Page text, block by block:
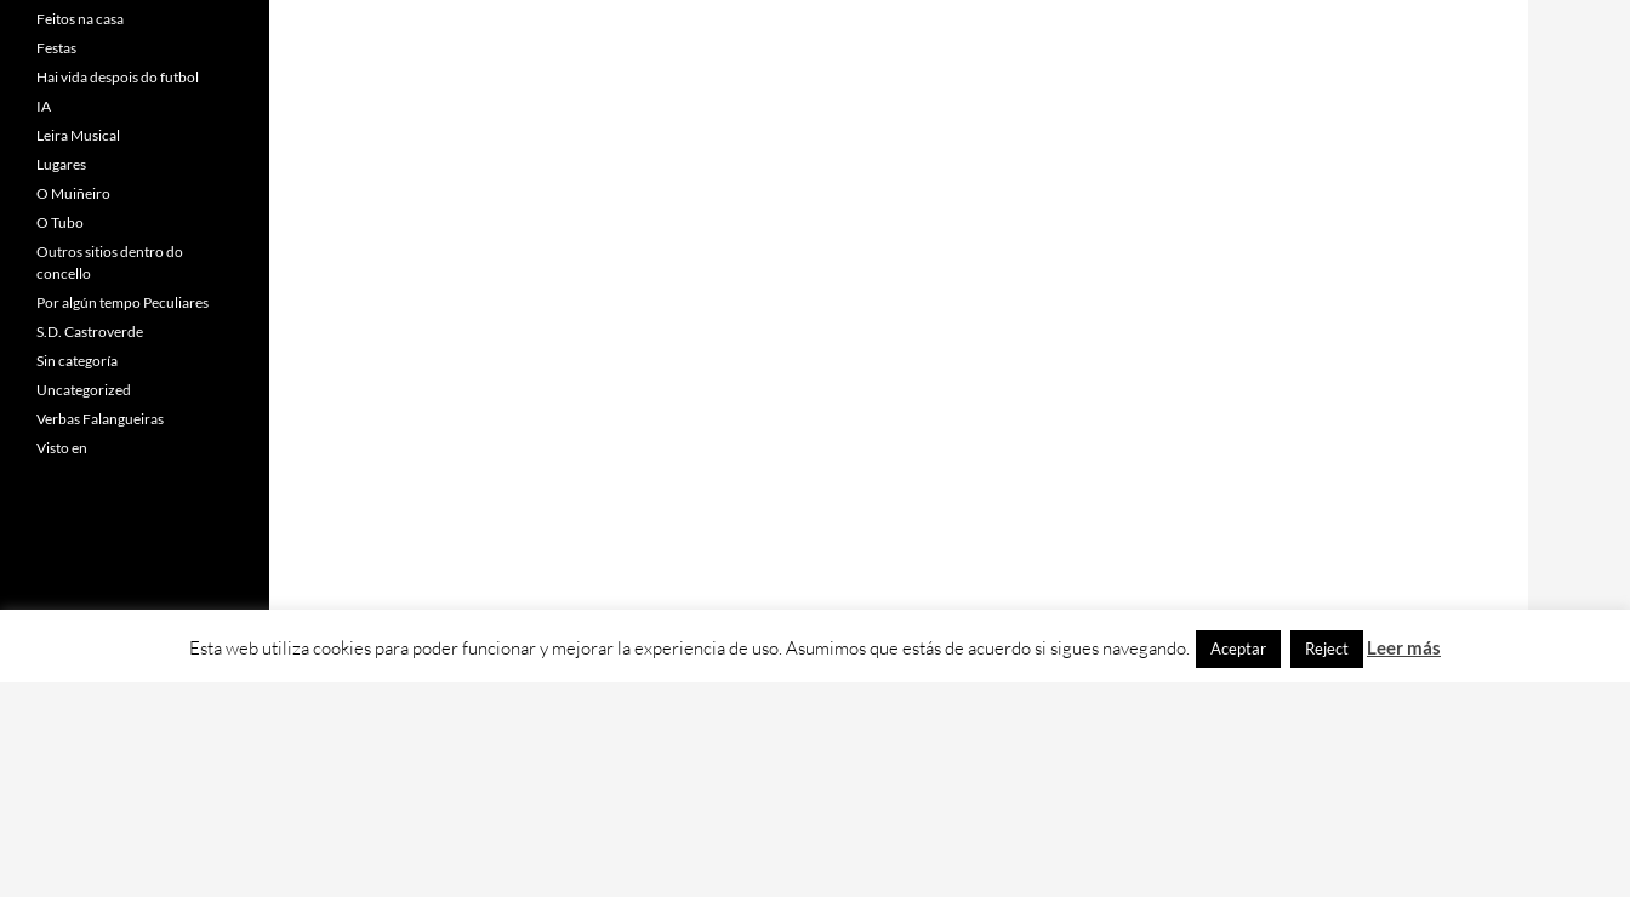
Feitos na casa
Festas
Hai vida despois do futbol
IA
Leira Musical
Lugares
O Muiñeiro
O Tubo
Outros sitios dentro do
concello
Por algún tempo Peculiares
S.D. Castroverde
Sin categoría
Uncategorized
Verbas Falangueiras
Visto en
Esta web utiliza cookies para poder funcionar y mejorar la experiencia de uso. Asumimos que estás de acuerdo si sigues navegando. Aceptar Reject Leer más